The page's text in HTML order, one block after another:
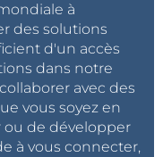
à
des solutions
d'un accès
dans notre
avec des
vous soyez en
ou de développer
à vous connecter,